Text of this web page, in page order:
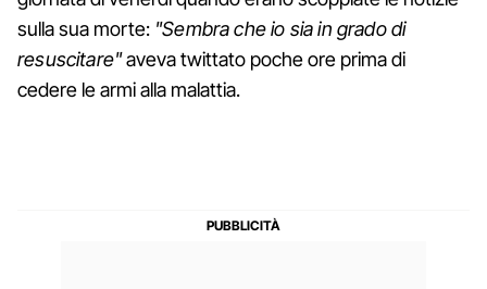
sulla sua morte: "Sembra che io sia in grado di
resuscitare"aveva twittato poche ore prima di
cedere le armi alla malattia.